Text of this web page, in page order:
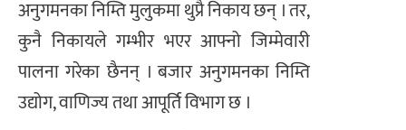
अनुगमनका निम्ति मुलुकमा थुप्रै निकाय छन् । तर,
कुनै निकायले गम्भीर भएर आफ्नो जिम्मेवारी
पालना गरेका छैनन् । बजार अनुगमनका निम्ति
उद्योग, वाणिज्य तथा आपूर्ति विभाग छ ।